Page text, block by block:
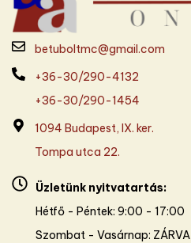
betuboltmc@gmail.com
+36-30/290-4132
+36-30/290-1454
1094 Budapest, IX. ker.
Tompa utca 22.
Üzletünk nyitvatartás:
Hétfő - Péntek: 9:00 - 17:00
Szombat - Vasárnap: ZÁRVA